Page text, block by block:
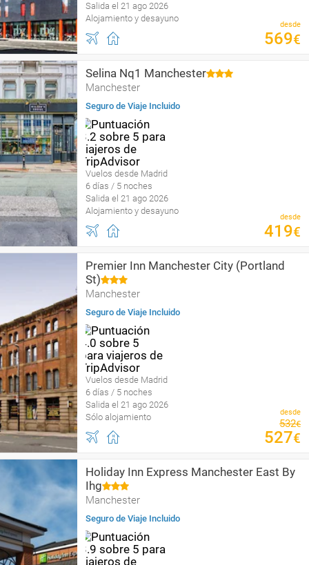
Salida el 21 ago 2026
Alojamiento y desayuno
desde
569€
Selina Nq1 Manchester
Manchester
Seguro de Viaje Incluido
Vuelos desde Madrid
6 días / 5 noches
Salida el 21 ago 2026
Alojamiento y desayuno
desde
419€
Premier Inn Manchester City (Portland
St)
Manchester
Seguro de Viaje Incluido
Vuelos desde Madrid
6 días / 5 noches
Salida el 21 ago 2026
Sólo alojamiento
desde
532€
527€
Holiday Inn Express Manchester East By
Ihg
Manchester
Seguro de Viaje Incluido